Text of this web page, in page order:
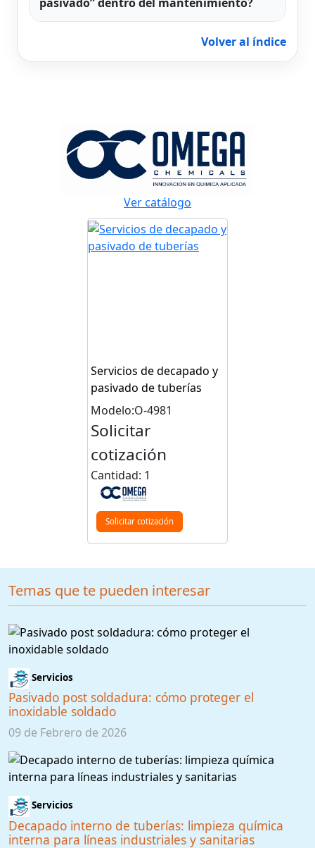
pasivado” dentro del mantenimiento?
Volver al índice
Ver catálogo
Servicios de decapado y
pasivado de tuberías
Modelo:O-4981
Solicitar
cotización
Cantidad: 1
Solicitar cotización
Temas que te pueden interesar
Servicios
Pasivado post soldadura: cómo proteger el
inoxidable soldado
09 de Febrero de 2026
Servicios
Decapado interno de tuberías: limpieza química
interna para líneas industriales y sanitarias